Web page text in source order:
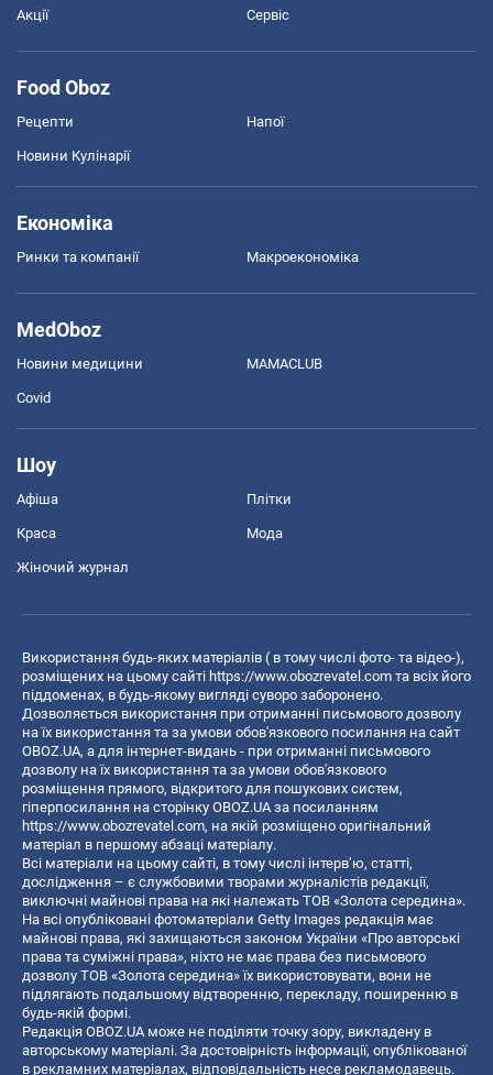
Акції Сервіс
Food Oboz
Рецепти Напої
Новини Кулінарії
Економіка
Ринки та компанії Макроекономіка
MedOboz
Новини медицини MAMACLUB
Covid
Шоу
Афіша Плітки
Краса Мода
Жіночий журнал
Використання будь-яких матеріалів ( в тому числі фото- та відео-),
розміщених на цьому сайті https://www.obozrevatel.com та всіх його
піддоменах, в будь-якому вигляді суворо заборонено.
Дозволяється використання при отриманні письмового дозволу
на їх використання та за умови обов'язкового посилання на сайт
OBOZ.UA, а для інтернет-видань - при отриманні письмового
дозволу на їх використання та за умови обов'язкового
розміщення прямого, відкритого для пошукових систем,
гіперпосилання на сторінку OBOZ.UA за посиланням
https://www.obozrevatel.com, на якій розміщено оригінальний
матеріал в першому абзаці матеріалу.
Всі матеріали на цьому сайті, в тому числі інтерв’ю, статті,
дослідження – є службовими творами журналістів редакції,
виключні майнові права на які належать ТОВ «Золота середина».
На всі опубліковані фотоматеріали Getty Images редакція має
майнові права, які захищаються законом України «Про авторські
права та суміжні права», ніхто не має права без письмового
дозволу ТОВ «Золота середина» їх використовувати, вони не
підлягають подальшому відтворенню, перекладу, поширенню в
будь-якій формі.
Редакція OBOZ.UA може не поділяти точку зору, викладену в
авторському матеріалі. За достовірність інформації, опублікованої
в рекламних матеріалах, відповідальність несе рекламодавець.